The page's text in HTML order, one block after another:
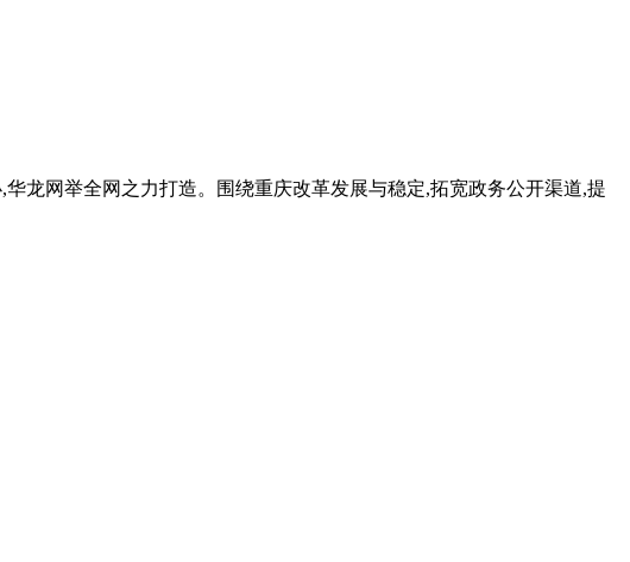
龙网举全网之力打造。围绕重庆改革发展与稳定,拓宽政务公开渠道,提